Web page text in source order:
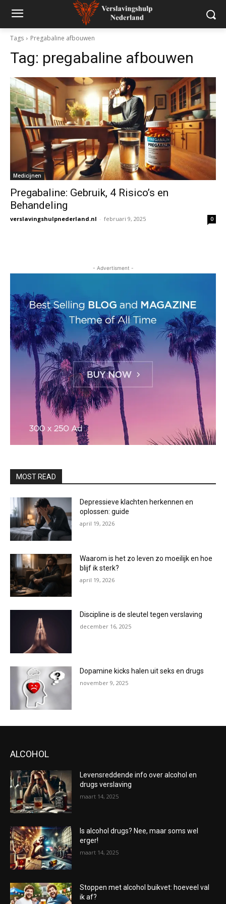
Tags Pregabaline afbouwen
Tag: pregabaline afbouwen
Medicijnen
Pregabaline: Gebruik, 4 Risico’s en
Behandeling
verslavingshulpnederland.nl - februari 9, 2025 0
- Advertisment -
MOST READ
Depressieve klachten herkennen en
oplossen: guide
april 19, 2026
Waarom is het zo leven zo moeilijk en hoe
blijf ik sterk?
april 19, 2026
Discipline is de sleutel tegen verslaving
december 16, 2025
Dopamine kicks halen uit seks en drugs
november 9, 2025
ALCOHOL
Levensreddende info over alcohol en
drugs verslaving
maart 14, 2025
Is alcohol drugs? Nee, maar soms wel
erger!
maart 14, 2025
Stoppen met alcohol buikvet: hoeveel val
ik af?